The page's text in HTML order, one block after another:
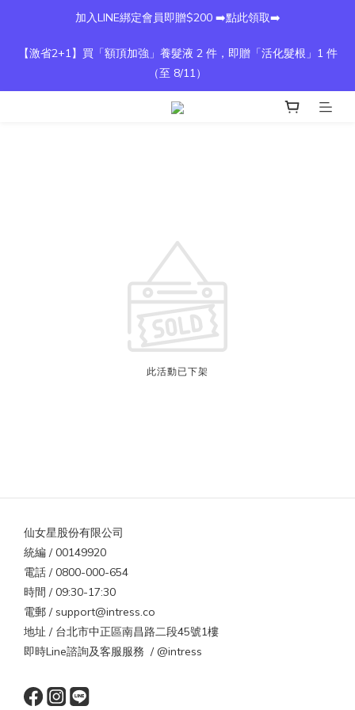
加入LINE綁定會員即贈$200 ➡️點此領取➡️
【激省2+1】買「額頂加強」養髮液 2 件，即贈「活化髮根」1 件
（至 8/11）
此活動已下架
仙女星股份有限公司
統編 / 00149920
電話 / 0800-000-654
時間 / 09:30-17:30
電郵 / support@intress.co
地址 / 台北市中正區南昌路二段45號1樓
即時Line諮詢及客服服務 / @intress